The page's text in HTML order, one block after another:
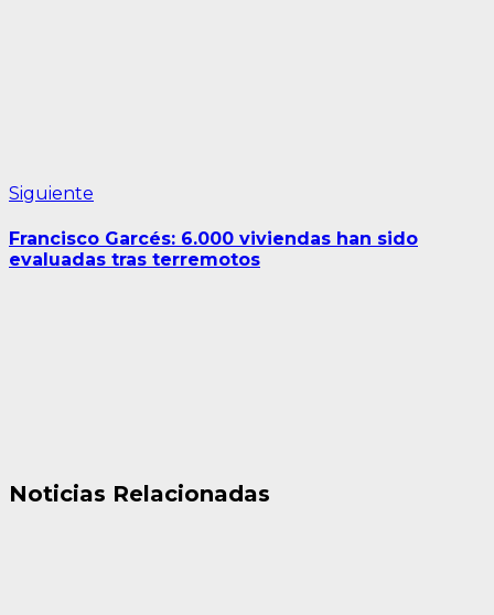
Siguiente
Francisco Garcés: 6.000 viviendas han sido
evaluadas tras terremotos
Noticias Relacionadas